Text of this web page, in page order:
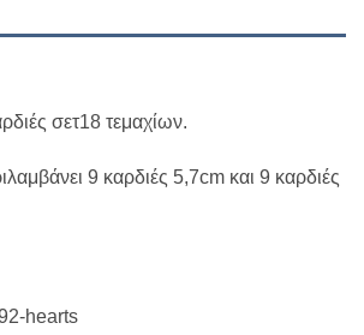
σετ18 τεμαχίων.
9 καρδιές 5,7cm και 9 καρδιές
hearts